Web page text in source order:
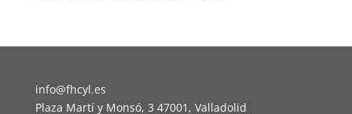
info@fhcyl.es
Plaza Martí y Monsó, 3 47001, Valladolid